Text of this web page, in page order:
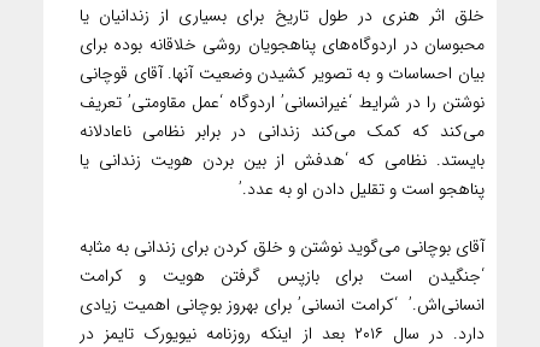
خلق اثر هنری در طول تاریخ برای بسیاری از زندانیان یا
محبوسان در اردوگاه‌های پناهجویان روشی خلاقانه بوده برای
بیان احساسات و به تصویر کشیدن وضعیت آنها. ‌آقای قوچانی
نوشتن را در شرایط ‘غیرانسانی’ اردوگاه ‘عمل مقاومتی’ تعریف
می‌کند که کمک می‌کند زندانی در برابر نظامی ناعادلانه
بایستد. نظامی که ‘هدفش از بین بردن هویت زندانی یا
پناهجو است و تقلیل دادن او به عدد.’
آقای بوچانی می‌گوید نوشتن و خلق کردن برای زندانی به مثابه
‘جنگیدن است برای بازپس گرفتن هویت و کرامت
انسانی‌اش.’ ‌ ‘کرامت انسانی’ برای بهروز بوچانی اهمیت زیادی
دارد. در سال ۲۰۱۶ بعد از اینکه روزنامه نیویورک تایمز در